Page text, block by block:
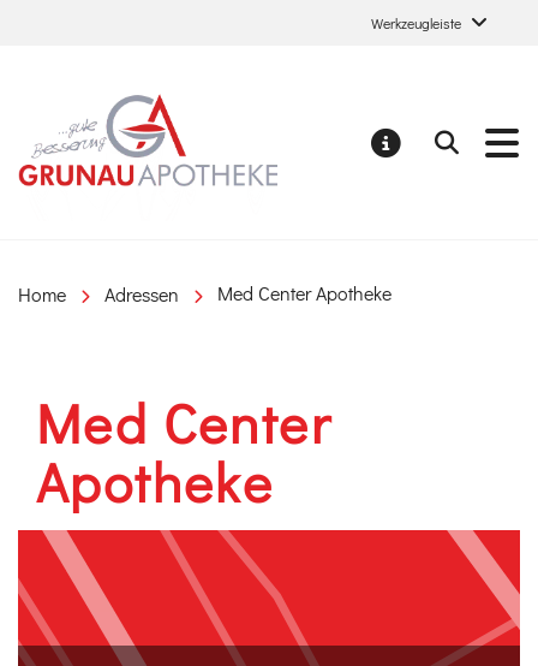
Werkzeugleiste
Suchen
Home Adressen Med Center Apotheke
Med Center
Apotheke
Inhalt